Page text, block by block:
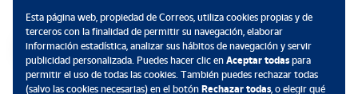
Esta página web, propiedad de Correos, utiliza cookies propias y de
terceros con la finalidad de permitir su navegación, elaborar
información estadística, analizar sus hábitos de navegación y servir
publicidad personalizada. Puedes hacer clic en Aceptar todaspara
permitir el uso de todas las cookies. También puedes rechazar todas
(salvo las cookies necesarias) en el botón Rechazar todas, o elegir qué